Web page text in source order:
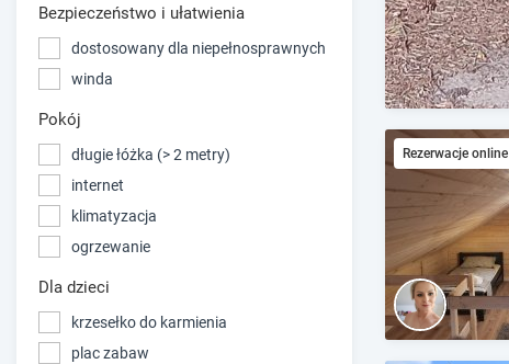
Bezpieczeństwo i ułatwienia
dostosowany dla niepełnosprawnych
winda
Pokój
długie łóżka (> 2 metry)
internet
klimatyzacja
ogrzewanie
Dla dzieci
krzesełko do karmienia
plac zabaw
Rezerwacje online